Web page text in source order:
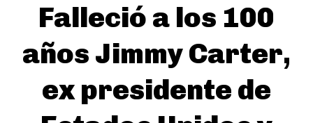
Falleció a los 100
años Jimmy Carter,
ex presidente de